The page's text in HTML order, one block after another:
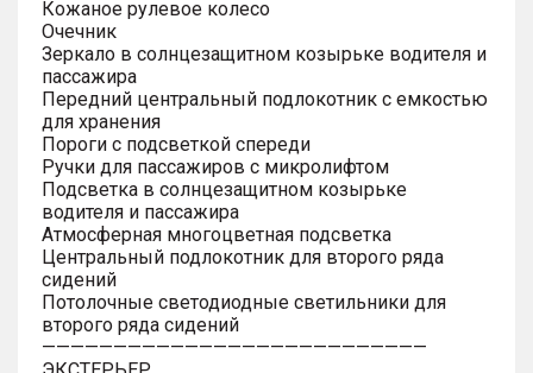
Кожаное рулевое колесо
Очечник
Зеркало в солнцезащитном козырьке водителя и
пассажира
Передний центральный подлокотник с емкостью
для хранения
Пороги с подсветкой спереди
Ручки для пассажиров с микролифтом
Подсветка в солнцезащитном козырьке
водителя и пассажира
Атмосферная многоцветная подсветка
Центральный подлокотник для второго ряда
сидений
Потолочные светодиодные светильники для
второго ряда сидений
———————————————————————————